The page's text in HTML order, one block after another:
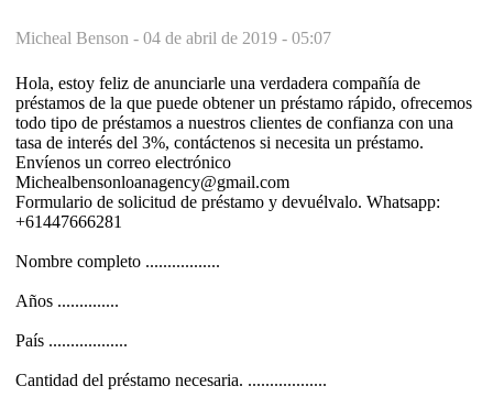
Micheal Benson - 04 de abril de 2019 - 05:07
Hola, estoy feliz de anunciarle una verdadera compañía de
préstamos de la que puede obtener un préstamo rápido, ofrecemos
todo tipo de préstamos a nuestros clientes de confianza con una
tasa de interés del 3%, contáctenos si necesita un préstamo.
Envíenos un correo electrónico
Michealbensonloanagency@gmail.com
Formulario de solicitud de préstamo y devuélvalo. Whatsapp:
+61447666281
Nombre completo .................
Años ..............
País ..................
Cantidad del préstamo necesaria. ..................